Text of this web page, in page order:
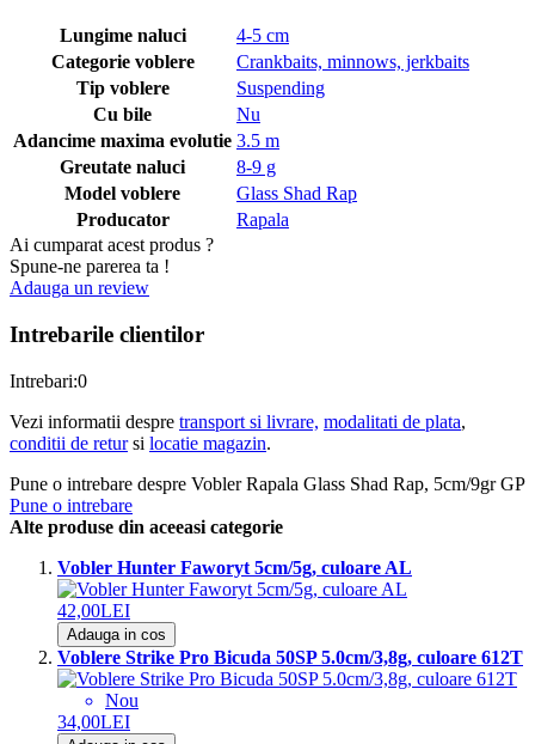
Lungime naluci
4-5 cm
Categorie voblere
Crankbaits, minnows, jerkbaits
Tip voblere
Suspending
Cu bile
Nu
Adancime maxima evolutie 3.5 m
Greutate naluci
8-9 g
Model voblere
Glass Shad Rap
Producator
Rapala
Ai cumparat acest produs ?
Spune-ne parerea ta !
Adauga un review
Intrebarile clientilor
Intrebari:0
Vezi informatii despre transport si livrare, modalitati de plata,
conditii de retursi locatie magazin.
Pune o intrebare despre Vobler Rapala Glass Shad Rap, 5cm/9gr GP
Pune o intrebare
Alte produse din aceeasi categorie
Vobler Hunter Faworyt 5cm/5g, culoare AL
42,00LEI
Adauga in cos
Voblere Strike Pro Bicuda 50SP 5.0cm/3,8g, culoare 612T
Nou
34,00LEI